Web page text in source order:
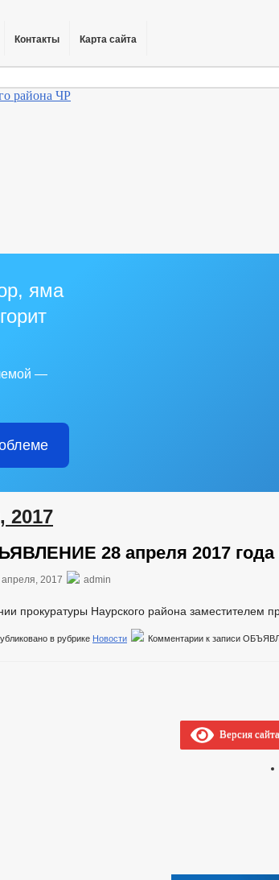
Контакты Карта сайта
яма
—
2017
28 апреля 2017 года
2017 admin
прокуратуры Наурского района заместителем
в рубрике Новости Комментарии к записи
Версия